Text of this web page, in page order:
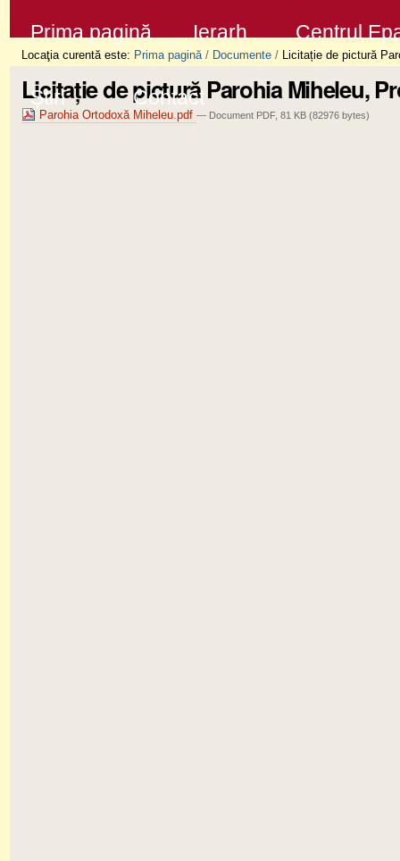
la
conţinut
Sari
Prima pagină Ierarh Centrul
Știri Contact
Locaţia curentă este: Prima pagină / Documente / Licitație de pictură
Licitație de pictură Parohia Miheleu,
Parohia Ortodoxă Miheleu.pdf — Document PDF, 81 KB (82976 bytes)